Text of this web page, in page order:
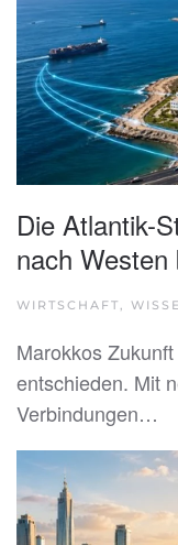
Die Atlantik-
nach Westen
WIRTSCHAFT,
Marokkos
entschieden. Mit
Verbindungen…